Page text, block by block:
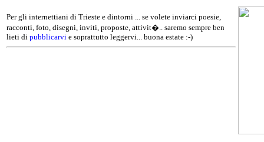
Per gli internettiani di Trieste e dintorni ... se volete inviarci poesie,
racconti, foto, disegni, inviti, proposte, attivit�.. saremo sempre ben
lieti di pubblicarvi e soprattutto leggervi... buona estate :-)